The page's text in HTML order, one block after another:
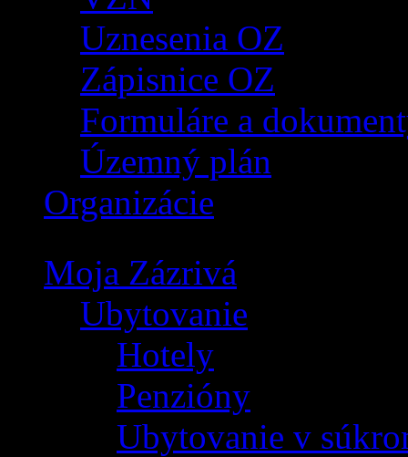
Uznesenia OZ
Zápisnice OZ
Formuláre a
Územný plán
Organizácie
Moja Zázrivá
Ubytovanie
Hotely
Penzióny
Ubytovanie v